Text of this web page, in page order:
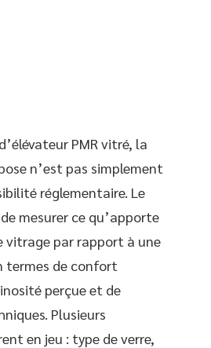
PMR vitré, la
n’est pas simplement
réglementaire. Le
mesurer ce qu’apporte
vitrage par rapport à une
termes de confort
perçue et de
Plusieurs
en jeu : type de verre,